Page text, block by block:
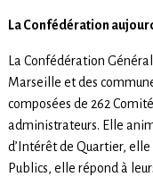
La Confédération
La Confédération
Marseille et des
composées de 262
administrateurs. Elle
d’Intérêt de Quartier,
Publics, elle répond à